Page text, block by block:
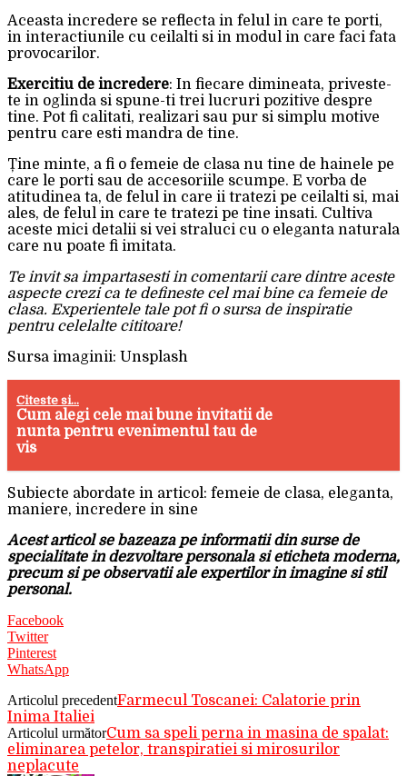
Aceasta incredere se reflecta in felul in care te porti,
in interactiunile cu ceilalti si in modul in care faci fata
provocarilor.
Exercitiu de incredere: In fiecare dimineata, priveste-
te in oglinda si spune-ti trei lucruri pozitive despre
tine. Pot fi calitati, realizari sau pur si simplu motive
pentru care esti mandra de tine.
Ține minte, a fi o femeie de clasa nu tine de hainele pe
care le porti sau de accesoriile scumpe. E vorba de
atitudinea ta, de felul in care ii tratezi pe ceilalti si, mai
ales, de felul in care te tratezi pe tine insati. Cultiva
aceste mici detalii si vei straluci cu o eleganta naturala
care nu poate fi imitata.
Te invit sa impartasesti in comentarii care dintre aceste
aspecte crezi ca te defineste cel mai bine ca femeie de
clasa. Experientele tale pot fi o sursa de inspiratie
pentru celelalte cititoare!
Sursa imaginii: Unsplash
Citeste si...
Cum alegi cele mai bune invitatii de
nunta pentru evenimentul tau de
vis
Subiecte abordate in articol: femeie de clasa, eleganta,
maniere, incredere in sine
Acest articol se bazeaza pe informatii din surse de
specialitate in dezvoltare personala si eticheta moderna,
precum si pe observatii ale expertilor in imagine si stil
personal.
Facebook
Twitter
Pinterest
WhatsApp
Articolul precedentFarmecul Toscanei: Calatorie prin
Inima Italiei
Articolul următorCum sa speli perna in masina de spalat:
eliminarea petelor, transpiratiei si mirosurilor
neplacute